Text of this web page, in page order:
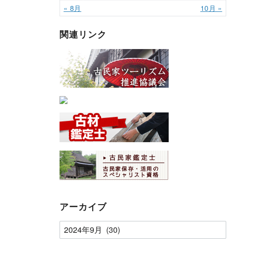
« 8月
10月 »
関連リンク
アーカイブ
ア
ー